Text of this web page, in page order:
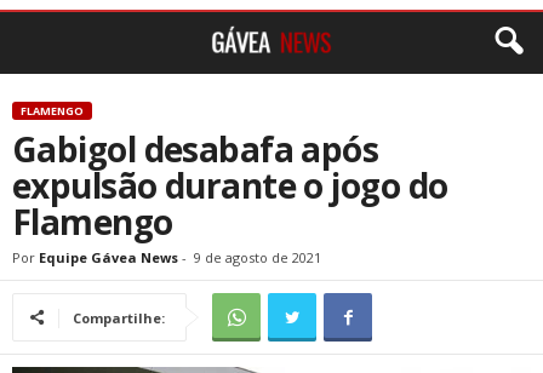
FLAMENGO
Gabigol desabafa após
expulsão durante o jogo do
Flamengo
Por Equipe Gávea News - 9 de agosto de 2021
Compartilhe: